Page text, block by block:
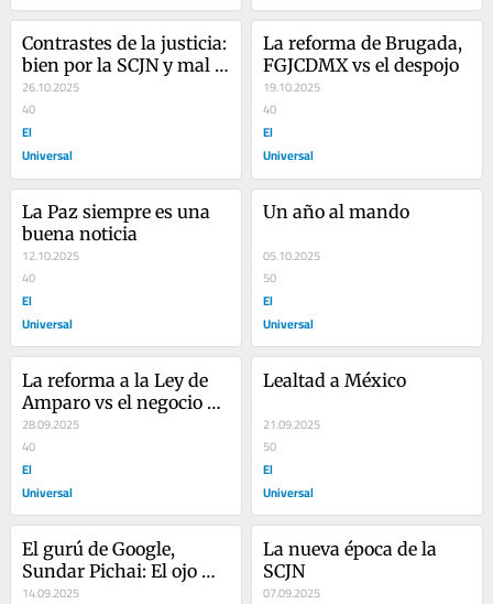
Contrastes de la justicia:
bien por la SCJN y mal e
inhumano el fiscal
Galileo de López de la
FGJCDMX
26.10.2025
40
El
Universal
La reforma de Brugada,
FGJCDMX vs el despojo
19.10.2025
40
El
Universal
La Paz siempre es una
buena noticia
12.10.2025
40
El
Universal
Un año al mando
05.10.2025
50
El
Universal
La reforma a la Ley de
Amparo vs el negocio de
interés legítimo
28.09.2025
40
El
Universal
Lealtad a México
21.09.2025
50
El
Universal
El gurú de Google,
Sundar Pichai: El ojo
que todo lo ve
14.09.2025
La nueva época de la
SCJN
07.09.2025